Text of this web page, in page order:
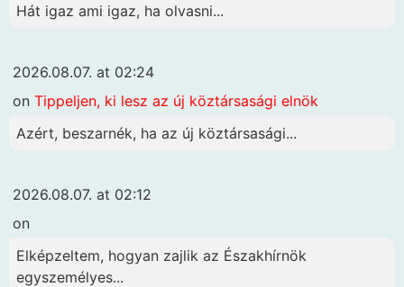
Hát igaz ami igaz, ha olvasni...
2026.08.07. at 02:24
on Tippeljen, ki lesz az új köztársasági elnök
Azért, beszarnék, ha az új köztársasági...
2026.08.07. at 02:12
on
Elképzeltem, hogyan zajlik az Északhírnök
egyszemélyes...